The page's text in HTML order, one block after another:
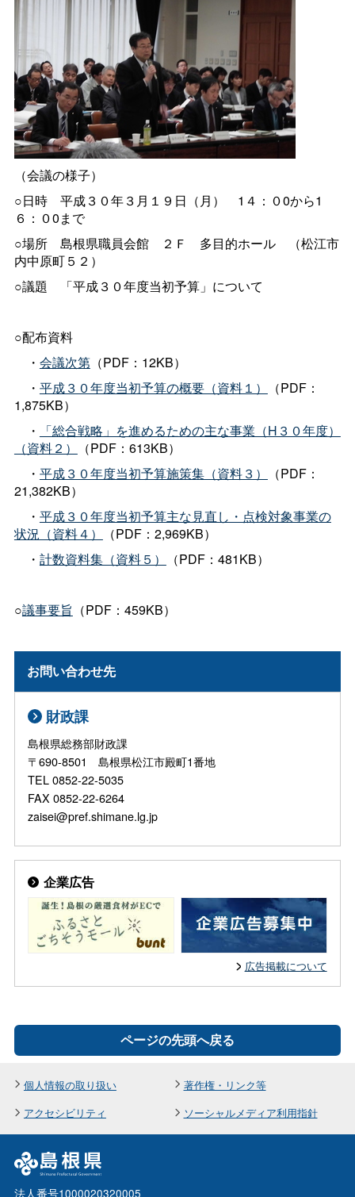
（会議の様子）
○日時 平成３０年３月１９日（月 ） 1４：０0から1
６：０0まで
○場所 島根県職員会館 ２ Ｆ 多目的ホール
（松江市
内中原町５２）
○議題 「平成３０年度当初予算」について
○配布資料
・ 会議次第（PDF：12KB）
・ 平成３０年度当初予算の概要（資料１）
（PDF：
1,875KB）
・
「総合戦略」を進めるための主な事業（H３０年度）
（資料２）
（PDF：613KB）
・ 平成３０年度当初予算施策集（資料３）
（PDF：
21,382KB）
・ 平成３０年度当初予算主な見直し・点検対象事業の
状況（資料４）
（PDF：2,969KB）
・ 計数資料集（資料５） （PDF：481KB）
○議事要旨 （PDF：459KB）
お問い合わせ先
財政課
島根県総務部財政課
〒690-8501 島根県松江市殿町1番地
TEL 0852-22-5035
FAX 0852-22-6264
zaisei@pref.shimane.lg.jp
企業広告
広告掲載について
ページの先頭へ戻る
個人情報の取り扱い
著作権・リンク等
アクセシビリティ
ソーシャルメディア利用指針
法人番号1000020320005